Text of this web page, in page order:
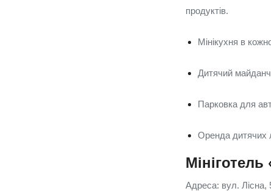
продуктів.
Мінікухня в
Дитячий
Парковка для
Оренда дитячих
Адреса: вул. Лісна,